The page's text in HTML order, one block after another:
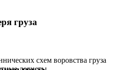
груза
схем воровства груза